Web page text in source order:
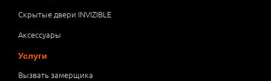
Скрытые двери INVIZIBLE
Аксессуары
Услуги
Вызвать замерщика